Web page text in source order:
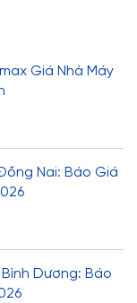
Giá Nhà Máy
Nai: Báo Giá
Dương: Báo